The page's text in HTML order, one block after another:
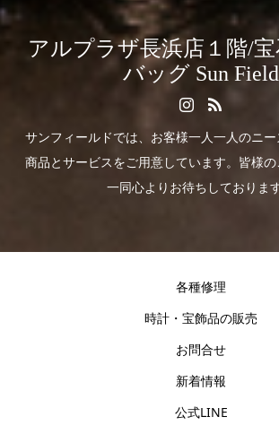
アルプラザ長浜店１階/
バッグ Sun Field
サンフィールドでは、お客様一人一人のニ
商品とサービスをご用意しています。皆様
一同心よりお待ちしております
各種修理
時計・宝飾品の販売
お問合せ
新着情報
公式LINE